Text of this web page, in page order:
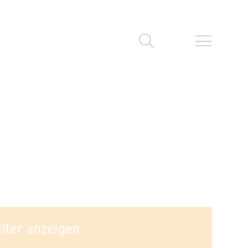
Suche
anzeigen